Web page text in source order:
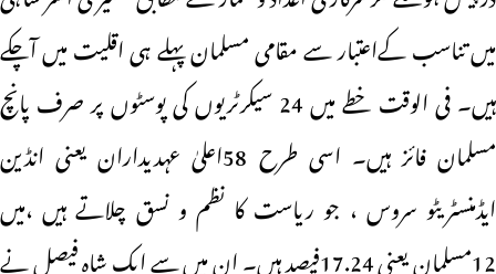
میں تناسب کےاعتبار سے مقامی مسلمان پہلے ہی اقلیت میں آچکے
ہیں۔ فی الوقت خطے میں 24 سیکرٹریوں کی پوسٹوں پر صرف پانچ
مسلمان فائز ہیں۔ اسی طرح 58اعلیٰ عہدیداران یعنی انڈین
ایڈمنسٹریٹو سروس ، جو ریاست کا نظم و نسق چلاتے ہیں ،میں
12مسلمان یعنی 17.24فیصد ہیں۔ ان میں سے ایک شاہ فیصل نے